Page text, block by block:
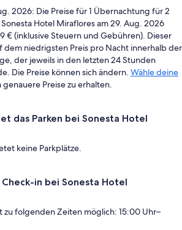
2026: Die Preise für 1 Übernachtung für 2
Hotel Miraflores am 29. Aug. 2026
€ (inklusive Steuern und Gebühren). Dieser
dem niedrigsten Preis pro Nacht innerhalb der
der jeweils in den letzten 24 Stunden
Die Preise können sich ändern. Wähle deine
genauere Preise zu erhalten.
das Parken bei Sonesta Hotel
keine Parkplätze.
in bei Sonesta Hotel
zu folgenden Zeiten möglich: 15:00 Uhr–